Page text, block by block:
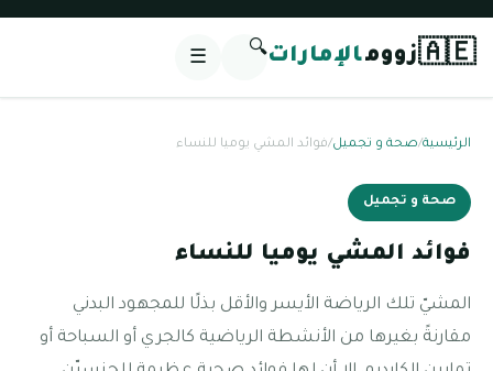
🇦🇪زوومالإمارات🔍
☰
الرئيسية/صحة و تجميل/فوائد المشي يوميا للنساء
صحة و تجميل
فوائد المشي يوميا للنساء
المشيّ تلك الرياضة الأيسر والأقل بذلًا للمجهود البدني
مقارنةً بغيرها من الأنشطة الرياضية كالجري أو السباحة أو